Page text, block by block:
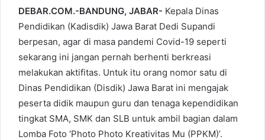
DEBAR.COM.-BANDUNG, JABAR- Kepala Dinas
Pendidikan (Kadisdik) Jawa Barat Dedi Supandi
berpesan, agar di masa pandemi Covid-19 seperti
sekarang ini jangan pernah berhenti berkreasi
melakukan aktifitas. Untuk itu orang nomor satu di
Dinas Pendidikan (Disdik) Jawa Barat ini mengajak
peserta didik maupun guru dan tenaga kependidikan
tingkat SMA, SMK dan SLB untuk ambil bagian dalam
Lomba Foto ‘Photo Photo Kreativitas Mu (PPKM)’.